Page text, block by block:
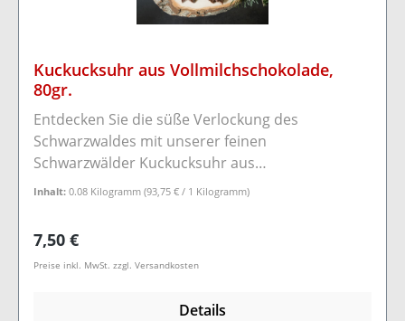
Kuckucksuhr aus Vollmilchschokolade,
80gr.
Entdecken Sie die süße Verlockung des
Schwarzwaldes mit unserer feinen
Schwarzwälder Kuckucksuhr aus
handgeschöpfter Vollmilchschokolade. Verpackt
Gewicht von ca. 80 Gramm. Die Schokoladenuhr
wird von mehrfach ausgezeichneten Konditoren
besondere Spezialität. Eine besondere süße
Inhalt: 0.08 Kilogramm (93,75 € / 1 Kilogramm)
Regulärer Preis:
7,50 €
Preise inkl. MwSt. zzgl. Versandkosten
Details